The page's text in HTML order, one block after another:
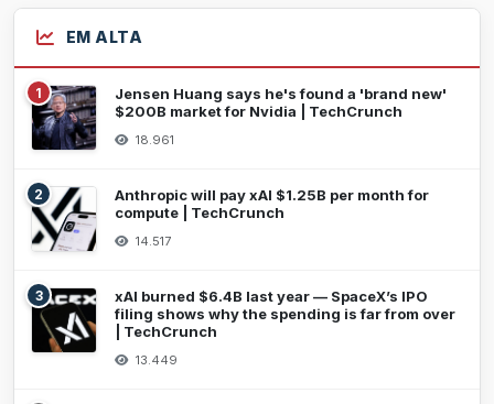
EM ALTA
1
Jensen Huang says he's found a 'brand new'
$200B market for Nvidia | TechCrunch
18.961
2
Anthropic will pay xAI $1.25B per month for
compute | TechCrunch
14.517
3
xAI burned $6.4B last year — SpaceX’s IPO
filing shows why the spending is far from over
| TechCrunch
13.449